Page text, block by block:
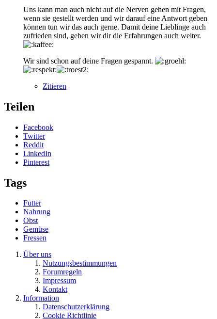
Uns kann man auch nicht auf die Nerven gehen mit Fragen,
wenn sie gestellt werden und wir darauf eine Antwort geben
können tun wir das auch gerne. Damit deine Lieblinge auch
zufrieden sind, geben wir dir die Erfahrungen auch weiter.
Wir sind schon auf deine Fragen gespannt.
Zitieren
Teilen
Facebook
Twitter
Reddit
LinkedIn
Pinterest
Tags
Futter
Nahrung
Obst
Gemüse
Fressen
Über uns
Nutzungsbestimmungen
Forumregeln
Impressum
Kontakt
Information
Datenschutzerklärung
Cookie Richtlinie